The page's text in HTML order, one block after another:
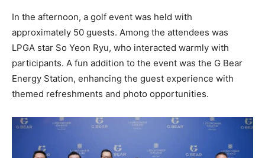
In the afternoon, a golf event was held with
approximately 50 guests. Among the attendees was
LPGA star So Yeon Ryu, who interacted warmly with
participants. A fun addition to the event was the G Bear
Energy Station, enhancing the guest experience with
themed refreshments and photo opportunities.